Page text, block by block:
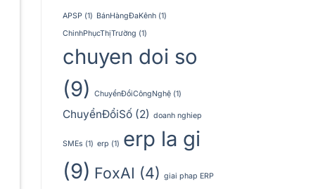
APSP(1) BánHàngĐaKênh(1)
ChinhPhụcThịTrường (1)
chuyen doi so
(9)
ChuyểnĐổiCôngNghệ(1)
ChuyểnĐổiSố(2) doanh nghiep
SMEs (1) erp (1) erp la gi
(9) FoxAI (4) giai phap ERP